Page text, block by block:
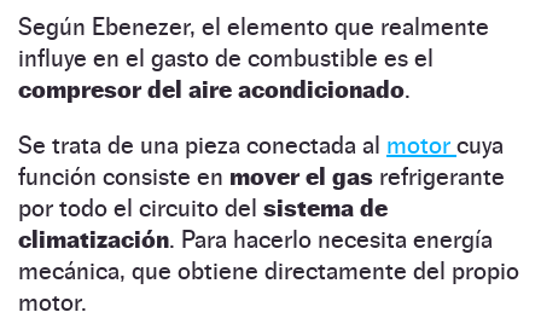
Según Ebenezer, el elemento que realmente
influye en el gasto de combustible es el
compresor del aire acondicionado.
Se trata de una pieza conectada al motor cuya
función consiste en mover el gas refrigerante
por todo el circuito del sistema de
climatización. Para hacerlo necesita energía
mecánica, que obtiene directamente del propio
motor.